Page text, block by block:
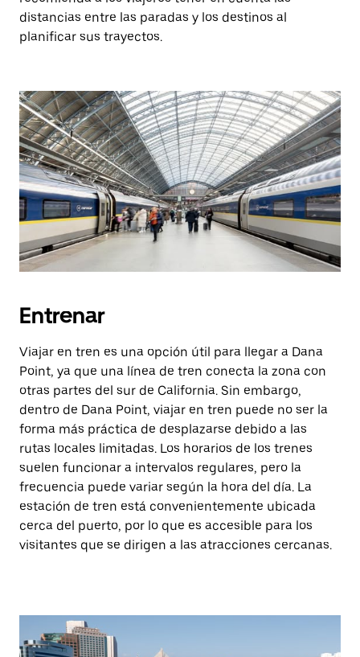
distancias entre las paradas y los destinos al
planificar sus trayectos.
Entrenar
Viajar en tren es una opción útil para llegar a Dana
Point, ya que una línea de tren conecta la zona con
otras partes del sur de California. Sin embargo,
dentro de Dana Point, viajar en tren puede no ser la
forma más práctica de desplazarse debido a las
rutas locales limitadas. Los horarios de los trenes
suelen funcionar a intervalos regulares, pero la
frecuencia puede variar según la hora del día. La
estación de tren está convenientemente ubicada
cerca del puerto, por lo que es accesible para los
visitantes que se dirigen a las atracciones cercanas.